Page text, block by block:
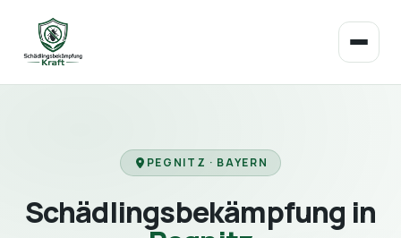
PEGNITZ · BAYERN
Schädlingsbekämpfung in